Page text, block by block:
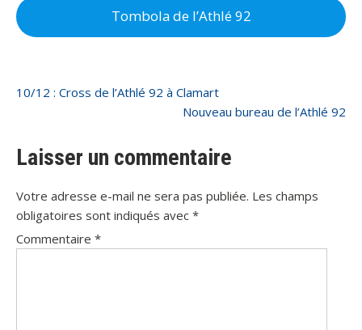
Tombola de l’Athlé 92
Navigation
l’article
10/12 : Cross de l’Athlé 92 à Clamart
Nouveau bureau de l’Athlé 92
Laisser un commentaire
Votre adresse e-mail ne sera pas publiée. Les champs
obligatoires sont indiqués avec *
Commentaire *